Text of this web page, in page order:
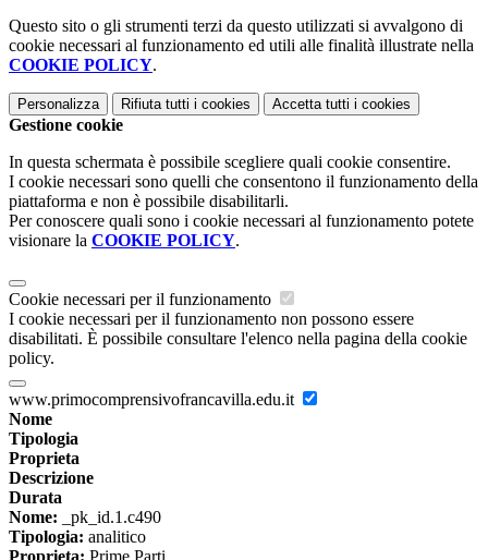
Questo sito o gli strumenti terzi da questo utilizzati si avvalgono di
cookie necessari al funzionamento ed utili alle finalità illustrate nella
COOKIE POLICY.
Personalizza Rifiuta tutti i cookies Accetta tutti i cookies
Gestione cookie
In questa schermata è possibile scegliere quali cookie consentire.
I cookie necessari sono quelli che consentono il funzionamento della
piattaforma e non è possibile disabilitarli.
Per conoscere quali sono i cookie necessari al funzionamento potete
visionare la COOKIE POLICY.
Cookie necessari per il funzionamento
I cookie necessari per il funzionamento non possono essere
disabilitati. È possibile consultare l'elenco nella pagina della cookie
policy.
www.primocomprensivofrancavilla.edu.it
Nome
Tipologia
Proprieta
Descrizione
Durata
Nome: _pk_id.1.c490
Tipologia: analitico
Proprieta: Prime Parti